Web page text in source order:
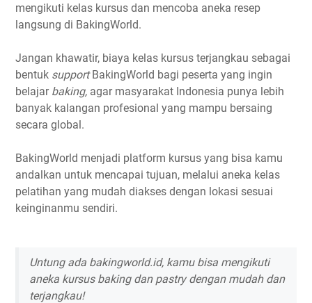
mengikuti kelas kursus dan mencoba aneka resep
langsung di BakingWorld.
Jangan khawatir, biaya kelas kursus terjangkau sebagai
bentuk supportBakingWorld bagi peserta yang ingin
belajar baking, agar masyarakat Indonesia punya lebih
banyak kalangan profesional yang mampu bersaing
secara global.
BakingWorld menjadi platform kursus yang bisa kamu
andalkan untuk mencapai tujuan, melalui aneka kelas
pelatihan yang mudah diakses dengan lokasi sesuai
keinginanmu sendiri.
Untung ada bakingworld.id, kamu bisa mengikuti
aneka kursus baking dan pastry dengan mudah dan
terjangkau!